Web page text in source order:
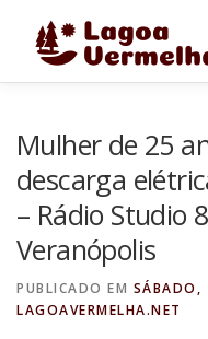
FALE CONOSCO
Mulher de 25
descarga
– Rádio Studio
Veranópolis
PUBLICADO EM SÁBADO,
LAGOAVERMELHA.NET